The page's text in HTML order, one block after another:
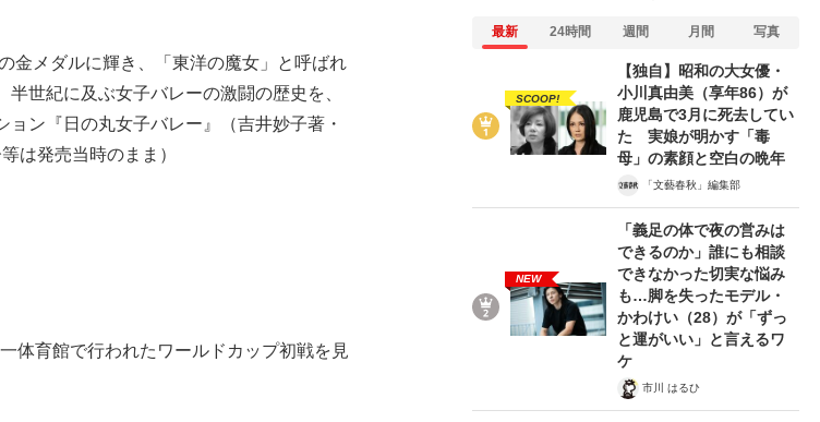
金メダルに輝き、「東洋の魔女」と呼ばれ
世紀に及ぶ女子バレーの激闘の歴史を、
ン『日の丸女子バレー』（吉井妙子著・
は発売当時のまま）
育館で行われたワールドカップ初戦を見
最新 24時間 週間 月間 写真
SCOOP!
【独自】昭和の大女優・
小川真由美（享年86）が
鹿児島で3月に死去してい
た 実娘が明かす「毒
母」の素顔と空白の晩年
「文藝春秋」編集部
NEW
「義足の体で夜の営みは
できるのか」誰にも相談
できなかった切実な悩み
も…脚を失ったモデル・
かわけい（28）が「ずっ
と運がいい」と言えるワ
ケ
市川 はるひ